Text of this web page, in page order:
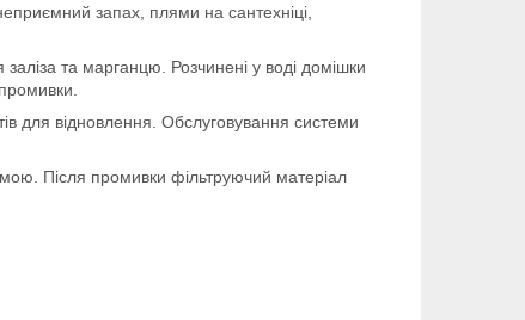
запах, плями на сантехніці,
та марганцю. Розчинені у воді домішки
для відновлення. Обслуговування системи
Після промивки фільтруючий матеріал